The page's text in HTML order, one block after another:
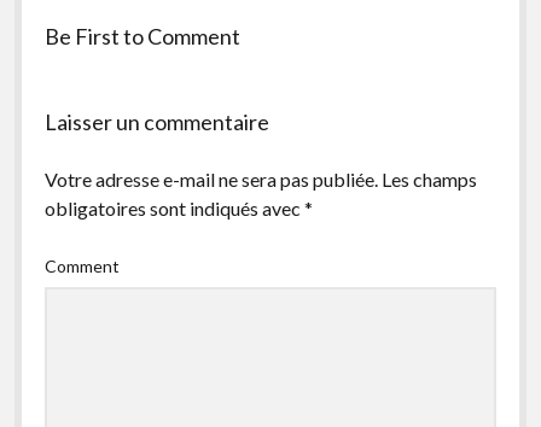
form
Be First to Comment
Laisser un commentaire
Votre adresse e-mail ne sera pas publiée. Les champs
obligatoires sont indiqués avec *
Comment